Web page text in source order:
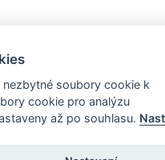
iD-SIGN
soubory cookie k
cookie pro analýzu
až po souhlasu.